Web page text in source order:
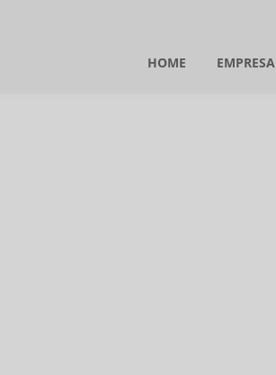
HOME EMPRESA